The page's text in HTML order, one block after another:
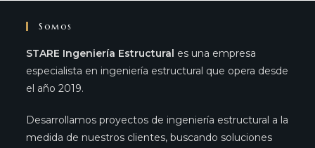
Somos
STARE Ingeniería Estructural es una empresa
especialista en ingeniería estructural que opera desde
el año 2019.
Desarrollamos proyectos de ingeniería estructural a la
medida de nuestros clientes, buscando soluciones